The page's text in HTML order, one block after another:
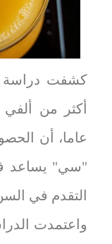
كشفت دراسة
عاما، أن
"سي" يساعد
التقدم في
واعتمدت